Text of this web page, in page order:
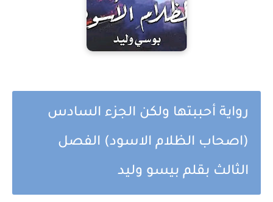
رواية أحببتها ولكن الجزء السادس
(اصحاب الظلام الاسود) الفصل
الثالث بقلم بيسو وليد